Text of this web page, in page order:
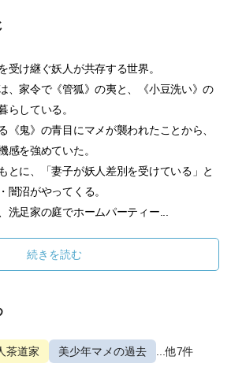
受け継ぐ妖人が共存する世界。
、家令で《管狐》の夷と、《小豆洗い》の
らしている。
《鬼》の青目にマメが襲われたことから、
感を強めていた。
とに、「妻子が妖人差別を受けている」と
闇沼がやってくる。
洗足家の庭でホームパーティー...
続きを読む
茶道家 美少年マメの過去 ...他7件